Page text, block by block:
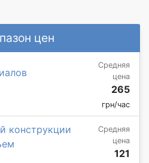
цен
Средняя
цена
265
грн/час
конструкции
Средняя
цена
121